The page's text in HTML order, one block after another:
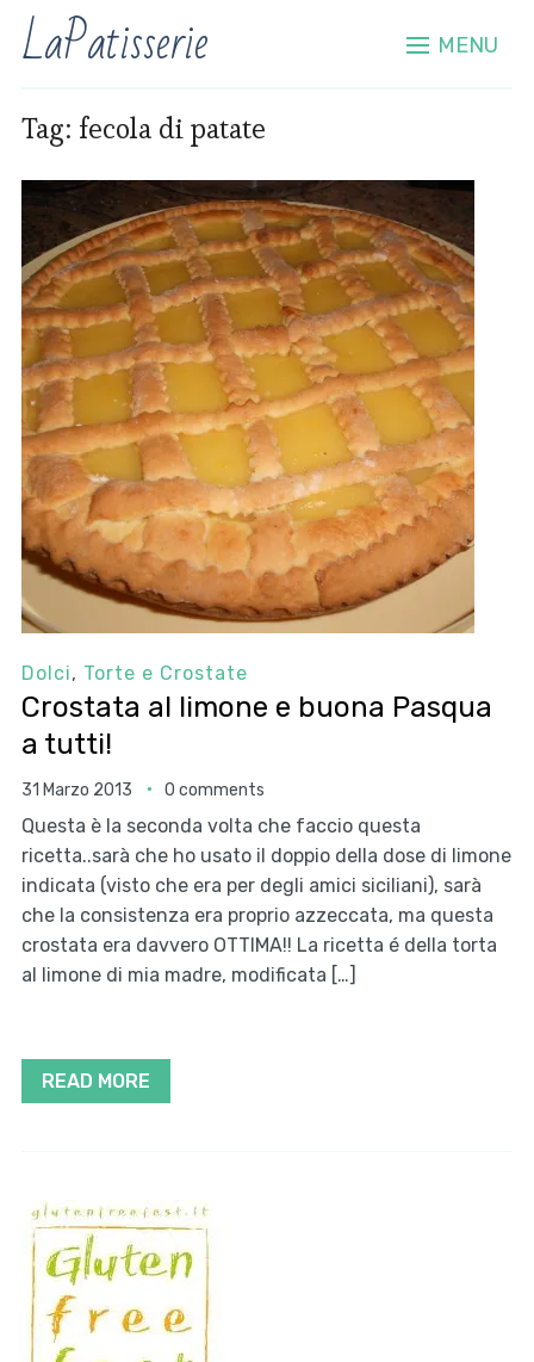
LaPatisserie MENU
Tag: fecola di patate
Dolci, Torte e Crostate
Crostata al limone e buona Pasqua
a tutti!
31 Marzo 2013 0 comments
Questa è la seconda volta che faccio questa
ricetta..sarà che ho usato il doppio della dose di limone
indicata (visto che era per degli amici siciliani), sarà
che la consistenza era proprio azzeccata, ma questa
crostata era davvero OTTIMA!! La ricetta é della torta
al limone di mia madre, modificata […]
READ MORE